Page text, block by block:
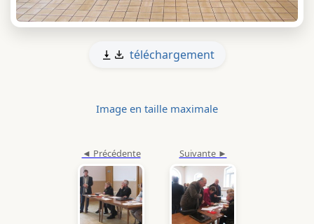
téléchargement
Image en taille maximale